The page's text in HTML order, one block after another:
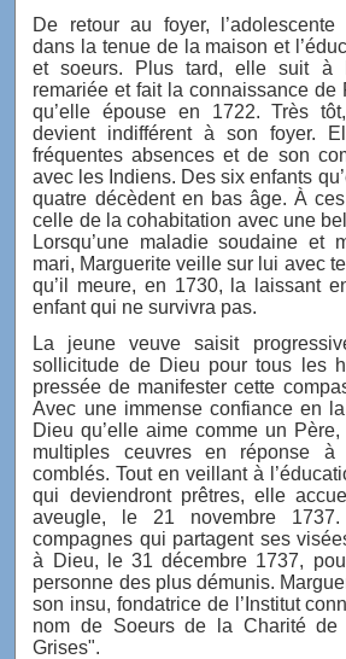
De retour au foyer,
dans la tenue de la maison et
et soeurs. Plus tard, elle suit à
remariée et fait la connaissance de
qu’elle épouse en 1722. Très
devient indifférent à son foyer.
fréquentes absences et de son
avec les Indiens. Des six enfants
quatre décèdent en bas âge. À
celle de la cohabitation avec une
Lorsqu’une maladie soudaine et
mari, Marguerite veille sur lui avec
qu’il meure, en 1730, la laissant
enfant qui ne survivra pas.
La jeune veuve saisit
sollicitude de Dieu pour tous les
pressée de manifester cette
Avec une immense confiance en
Dieu qu’elle aime comme un
multiples ceuvres en réponse
comblés. Tout en veillant à
qui deviendront prêtres, elle
aveugle, le 21 novembre
compagnes qui partagent ses
à Dieu, le 31 décembre 1737,
personne des plus démunis.
son insu, fondatrice de l’Institut
nom de Soeurs de la Charité de
Grises".